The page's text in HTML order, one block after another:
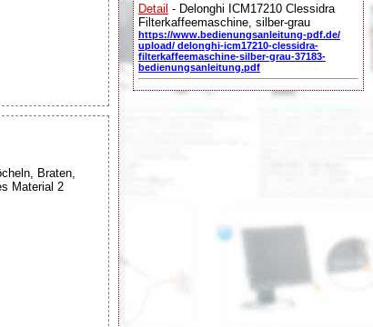
Braten,
Material 2
Detail - Delonghi ICM17210 Clessidra
Filterkaffeemaschine, silber-grau
https://www.bedienungsanleitung-pdf.de/
upload/ delonghi-icm17210-clessidra-
filterkaffeemaschine-silber-grau-37183-
bedienungsanleitung.pdf